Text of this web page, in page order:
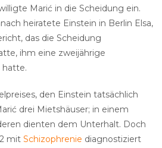
Marić in die Scheidung ein.
heiratete Einstein in Berlin Elsa,
das die Scheidung
ihm eine zweijährige
hatte.
den Einstein tatsächlich
drei Mietshäuser; in einem
dienten dem Unterhalt. Doch
mit Schizophrenie diagnostiziert